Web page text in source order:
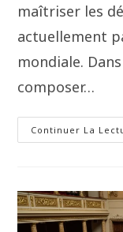
maîtriser les
actuellement
mondiale.
composer…
Continuer La